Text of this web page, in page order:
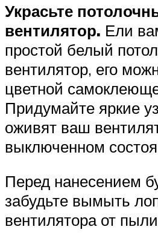
Украсьте
вентилятор. Ели
простой белый
вентилятор, его
цветной
Придумайте яркие
оживят ваш
выключенном
Перед нанесением
забудьте вымыть
вентилятора от